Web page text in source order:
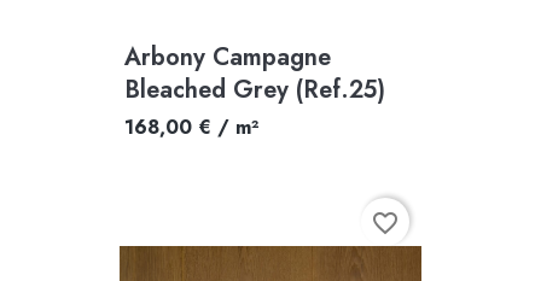
Arbony Campagne
Bleached Grey (Ref.25)
168,00 € / m²
favorite_border